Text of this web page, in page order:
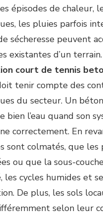
épisodes de chaleur,
les pluies parfois
sécheresse peuvent
existantes d’un
court de tennis
tenir compte des
du secteur. Un
bien l’eau quand son
correctement. En
sont colmatés, que les
ou que la sous-
les cycles humides et
De plus, les sols
selon leur